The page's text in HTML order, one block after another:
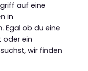
auf eine
in
Egal ob du eine
oder ein
wir finden